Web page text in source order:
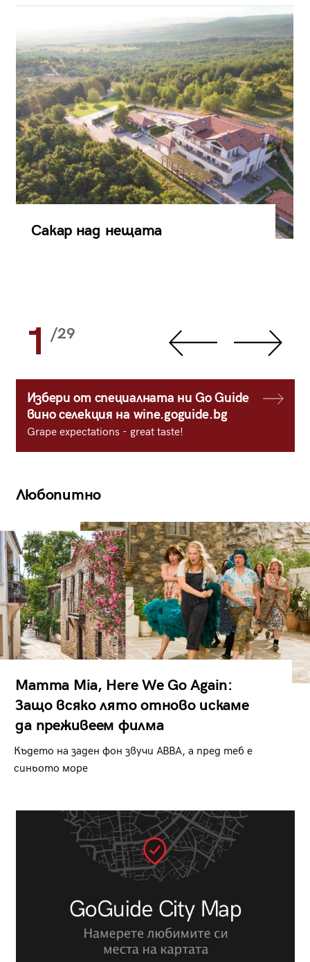
Сакар над нещата
1 /29
Избери от специалната ни Go Guide
вино селекция на wine.goguide.bg
Grape expectations - great taste!
Любопитно
Mamma Mia, Here We Go Again:
Защо всяко лято отново искаме
да преживеем филма
Където на заден фон звучи ABBA, а пред теб е
синьото море